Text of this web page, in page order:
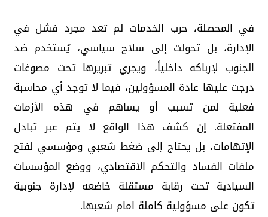
في المحصلة، حرب الخدمات لم تعد مجرد فشل في
الإدارة، بل تحولت إلى سلاح سياسي، يُستخدم ضد
الجنوب لإرباكه داخلياً، ويجري تبريرها تحت مصوغات
درجت عليها عادة المسؤولين، فيما لا توجد أي محاسبة
فعلية لمن تسبب أو يساهم في هذه الأزمات
المفتعلة. إن كشف هذا الواقع لا يتم عبر تبادل
الإتهامات، بل يحتاج إلى ضغط شعبي ومؤسسي لفتح
ملفات الفساد والتحكم الاقتصادي، ووضع المؤسسات
السيادية تحت رقابة مستقلة خاضعه لإدارة جنوبية
تكون على مسؤولية كاملة امام شعبها.